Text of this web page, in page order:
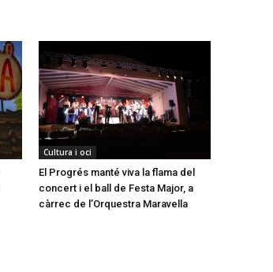
Cultura i oci
El Progrés manté viva la flama del
concert i el ball de Festa Major, a
càrrec de l’Orquestra Maravella